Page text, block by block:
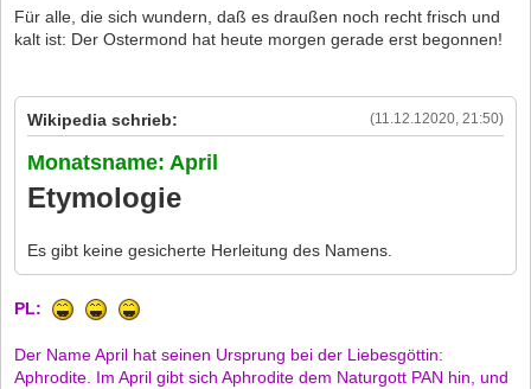
Für alle, die sich wundern, daß es draußen noch recht frisch und
kalt ist: Der Ostermond hat heute morgen gerade erst begonnen!
(11.12.12020, 21:50)
Wikipedia schrieb:
Monatsname: April
Etymologie
Es gibt keine gesicherte Herleitung des Namens.
PL:
Der Name April hat seinen Ursprung bei der Liebesgöttin:
Aphrodite. Im April gibt sich Aphrodite dem Naturgott PAN hin, und